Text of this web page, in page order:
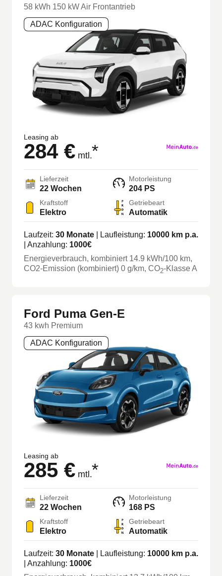
58 kWh 150 kW Air Frontantrieb
ADAC Konfiguration
Leasing ab
284 € mtl.*
Lieferzeit
22 Wochen
Motorleistung
204 PS
Kraftstoff
Elektro
Getriebeart
Automatik
Laufzeit: 30 Monate | Laufleistung: 10000 km p.a.
| Anzahlung: 1000€
Energieverbrauch, kombiniert 14.9 kWh/100 km,
CO2-Emission (kombiniert) 0 g/km, CO2-KlasseA
Ford Puma Gen-E
43 kwh Premium
ADAC Konfiguration
Leasing ab
285 € mtl.*
Lieferzeit
22 Wochen
Motorleistung
168 PS
Kraftstoff
Elektro
Getriebeart
Automatik
Laufzeit: 30 Monate | Laufleistung: 10000 km p.a.
| Anzahlung: 1000€